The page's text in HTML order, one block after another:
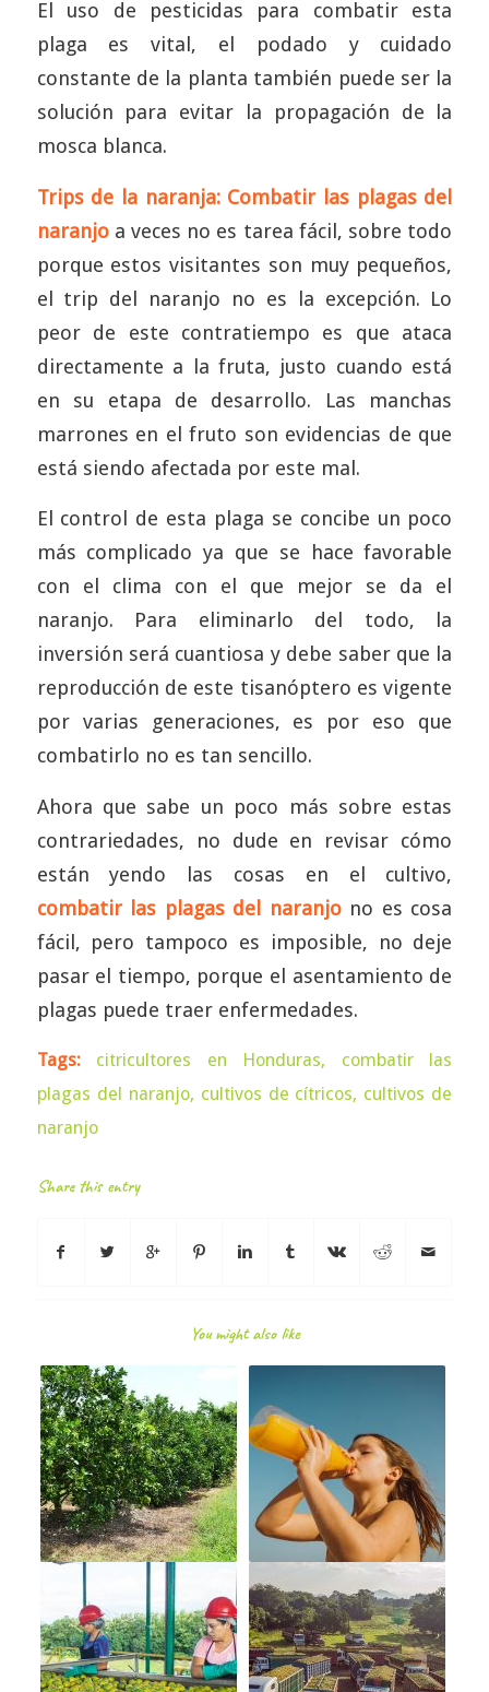
El uso de pesticidas para combatir esta
plaga es vital, el podado y cuidado
constante de la planta también puede ser la
solución para evitar la propagación de la
mosca blanca.
Trips de la naranja: Combatir las plagas del
naranjoa veces no es tarea fácil, sobre todo
porque estos visitantes son muy pequeños,
el trip del naranjo no es la excepción. Lo
peor de este contratiempo es que ataca
directamente a la fruta, justo cuando está
en su etapa de desarrollo. Las manchas
marrones en el fruto son evidencias de que
está siendo afectada por este mal.
El control de esta plaga se concibe un poco
más complicado ya que se hace favorable
con el clima con el que mejor se da el
naranjo. Para eliminarlo del todo, la
inversión será cuantiosa y debe saber que la
reproducción de este tisanóptero es vigente
por varias generaciones, es por eso que
combatirlo no es tan sencillo.
Ahora que sabe un poco más sobre estas
contrariedades, no dude en revisar cómo
están yendo las cosas en el cultivo,
combatir las plagas del naranjo no es cosa
fácil, pero tampoco es imposible, no deje
pasar el tiempo, porque el asentamiento de
plagas puede traer enfermedades.
Tags: citricultores en Honduras, combatir las
plagas del naranjo, cultivos de cítricos, cultivos de
naranjo
Share this entry
You might also like